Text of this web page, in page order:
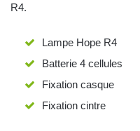
R4.
Lampe Hope R4
Batterie 4 cellules
Fixation casque
Fixation cintre